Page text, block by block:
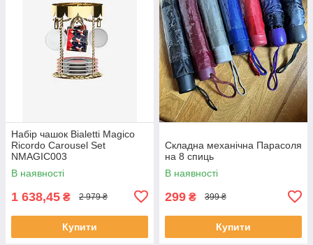
Набір чашок Bialetti Magico
Ricordo Carousel Set
NMAGIC003
В наявності
1 638,45 ₴ 2 979 ₴
Купити
Складна механічна Парасоля
на 8 спиць
В наявності
299 ₴ 399 ₴
Купити